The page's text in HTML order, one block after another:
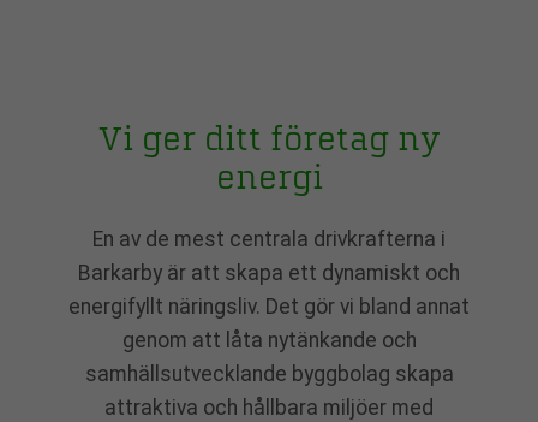
Vi ger ditt företag ny
energi
En av de mest centrala drivkrafterna i
Barkarby är att skapa ett dynamiskt och
energifyllt näringsliv. Det gör vi bland annat
genom att låta nytänkande och
samhällsutvecklande byggbolag skapa
attraktiva och hållbara miljöer med